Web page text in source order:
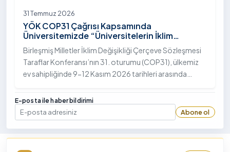
31 Temmuz 2026
YÖK COP31 Çağrısı Kapsamında
Üniversitemizde “Üniversitelerin İklim
Diplomasisindeki Rolü” Konulu Bilgilendirme
Toplantısı Yapıldı
Birleşmiş Milletler İklim Değişikliği Çerçeve Sözleşmesi
Taraflar Konferansı’nın 31. oturumu (COP31), ülkemiz
ev sahipliğinde 9-12 Kasım 2026 tarihleri arasında
Yükseköğretim Kurulu (YÖK), üniversitelerin akademik
katkı ve proje bildirimlerini koordine etme çağrısında
bulundu. Ardahan Üniversitesinde 31 Temmuz 2026
E-posta ile haber bildirimi
E-posta
Abone ol